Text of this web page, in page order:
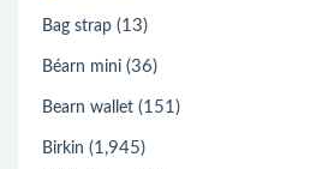
Bag strap (13)
Béarn mini (36)
Bearn wallet (151)
Birkin (1,945)